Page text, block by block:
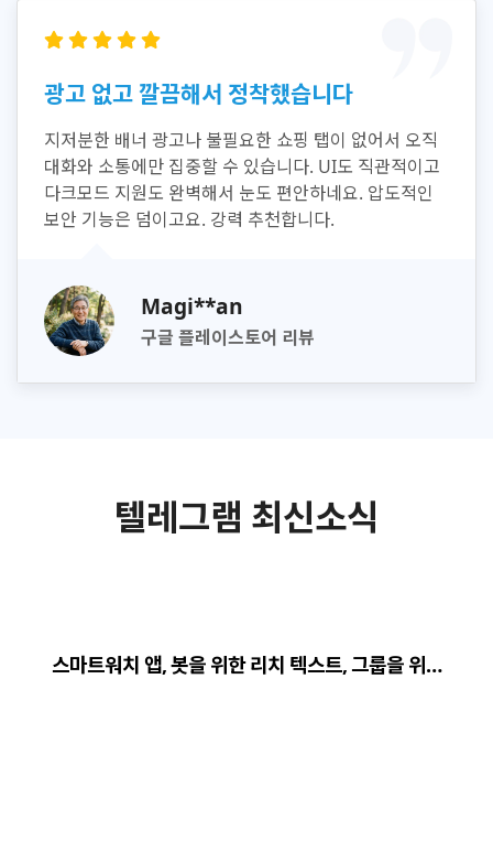
광고 없고 깔끔해서 정착했습니다
지저분한 배너 광고나 불필요한 쇼핑 탭이 없어서 오직
대화와 소통에만 집중할 수 있습니다. UI도 직관적이고
다크모드 지원도 완벽해서 눈도 편안하네요. 압도적인
보안 기능은 덤이고요. 강력 추천합니다.
Magi**an
구글 플레이스토어 리뷰
텔레그램 최신소식
스마트워치 앱, 봇을 위한 리치 텍스트, 그룹을 위…